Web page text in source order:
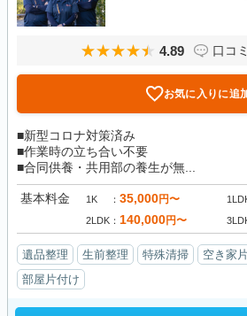
4.89 口コ
お気に入りに追
■新型コロナ対策済み
■作業時の立ち合い不要
■合同供養・共用部の養生が無...
基本料金 1K 35,000円〜
2LDK 140,000円〜
遺品整理 生前整理 特殊清掃 空き家
部屋片付け